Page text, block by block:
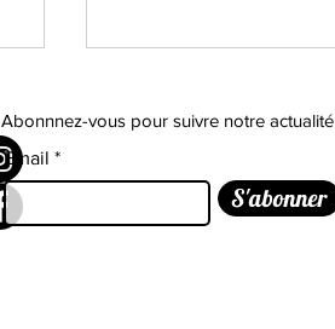
Abonnnez-vous pour suivre notre actualité
Email
S'abonner